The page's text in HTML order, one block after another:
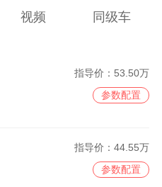
视频 同级车
指导价： 53.50万
参数配置
指导价：44.55万
参数配置